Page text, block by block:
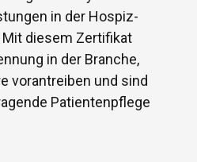
in der Hospiz-
diesem Zertifikat
in der Branche,
vorantreiben und sind
Patientenpflege